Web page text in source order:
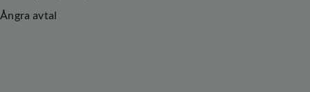
Ångra avtal